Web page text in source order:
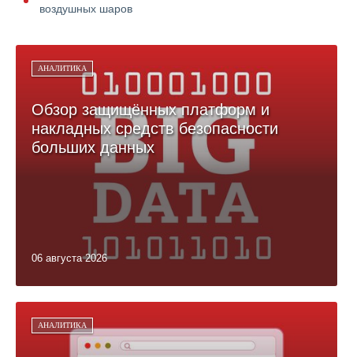
воздушных шаров
АНАЛИТИКА
Обзор защищённых платформ и
накладных средств безопасности
больших данных
06 августа 2026
АНАЛИТИКА